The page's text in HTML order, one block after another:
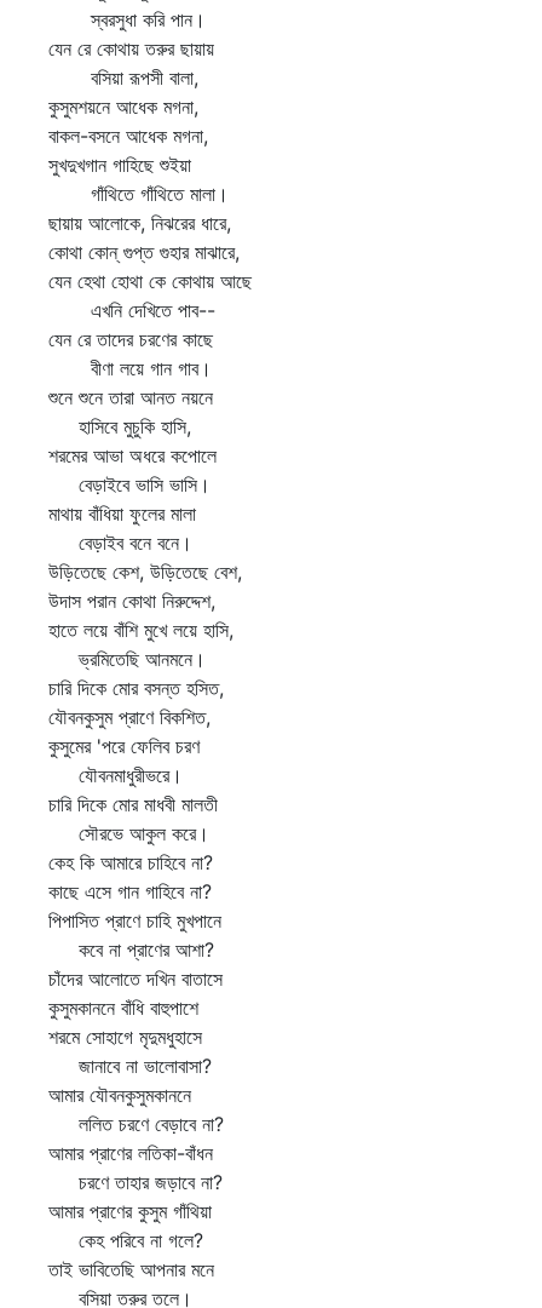
স্বরসুধা করি পান।
যেন রে কোথায় তরুর ছায়ায়
বসিয়া রূপসী বালা,
কুসুমশয়নে আধেক মগনা,
বাকল-বসনে আধেক মগনা,
সুখদুখগান গাহিছে শুইয়া
গাঁথিতে গাঁথিতে মালা।
ছায়ায় আলোকে, নিঝরের ধারে,
কোথা কোন্‌ গুপ্ত গুহার মাঝারে,
যেন হেথা হোথা কে কোথায় আছে
এখনি দেখিতে পাব--
যেন রে তাদের চরণের কাছে
বীণা লয়ে গান গাব।
শুনে শুনে তারা আনত নয়নে
হাসিবে মুচুকি হাসি,
শরমের আভা অধরে কপোলে
বেড়াইবে ভাসি ভাসি।
মাথায় বাঁধিয়া ফুলের মালা
বেড়াইব বনে বনে।
উড়িতেছে কেশ, উড়িতেছে বেশ,
উদাস পরান কোথা নিরুদ্দেশ,
হাতে লয়ে বাঁশি মুখে লয়ে হাসি,
ভ্রমিতেছি আনমনে।
চারি দিকে মোর বসন্ত হসিত,
যৌবনকুসুম প্রাণে বিকশিত,
কুসুমের 'পরে ফেলিব চরণ
যৌবনমাধুরীভরে।
চারি দিকে মোর মাধবী মালতী
সৌরভে আকুল করে।
কেহ কি আমারে চাহিবে না?
কাছে এসে গান গাহিবে না?
পিপাসিত প্রাণে চাহি মুখপানে
কবে না প্রাণের আশা?
চাঁদের আলোতে দখিন বাতাসে
কুসুমকাননে বাঁধি বাহুপাশে
শরমে সোহাগে মৃদুমধুহাসে
জানাবে না ভালোবাসা?
আমার যৌবনকুসুমকাননে
ললিত চরণে বেড়াবে না?
আমার প্রাণের লতিকা-বাঁধন
চরণে তাহার জড়াবে না?
আমার প্রাণের কুসুম গাঁথিয়া
কেহ পরিবে না গলে?
তাই ভাবিতেছি আপনার মনে
বসিয়া তরুর তলে।